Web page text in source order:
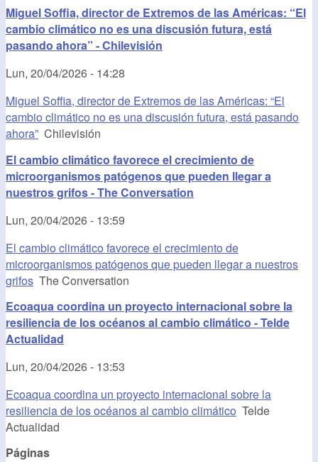
Miguel Soffia, director de Extremos de las Américas: “El
cambio climático no es una discusión futura, está
pasando ahora” - Chilevisión
Lun, 20/04/2026 - 14:28
Miguel Soffia, director de Extremos de las Américas: “El
cambio climático no es una discusión futura, está pasando
ahora” Chilevisión
El cambio climático favorece el crecimiento de
microorganismos patógenos que pueden llegar a
nuestros grifos - The Conversation
Lun, 20/04/2026 - 13:59
El cambio climático favorece el crecimiento de
microorganismos patógenos que pueden llegar a nuestros
grifos The Conversation
Ecoaqua coordina un proyecto internacional sobre la
resiliencia de los océanos al cambio climático - Telde
Actualidad
Lun, 20/04/2026 - 13:53
Ecoaqua coordina un proyecto internacional sobre la
resiliencia de los océanos al cambio climático Telde
Actualidad
Páginas